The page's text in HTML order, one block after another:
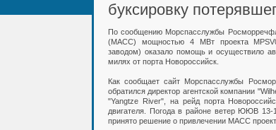
буксировку
По сообщению Морспасслужбы
(МАСС) мощностью 4 МВт проекта
заводом) оказало помощь и осуществило
милях от порта Новороссийск.
Как сообщает сайт Морспасслужбы
обратился директор агентской компании
"Yangtze River", на рейд порта
двигателя. Погода в районе ветер ЮЮВ
принято решение о привлечении МАСС